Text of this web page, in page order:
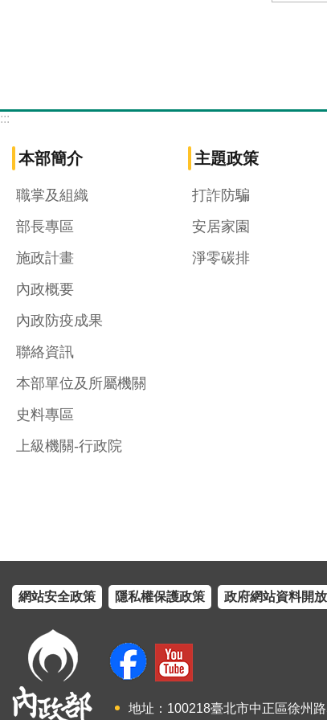
:::
本部簡介
職掌及組織
部長專區
施政計畫
內政概要
內政防疫成果
聯絡資訊
本部單位及所屬機關
史料專區
上級機關-行政院
主題政策
打詐防騙
安居家園
淨零碳排
網站安全政策 隱私權保護政策 政府網站資料開
地址：100218臺北市中正區徐州